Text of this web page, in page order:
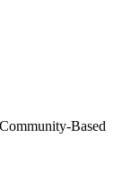
Based